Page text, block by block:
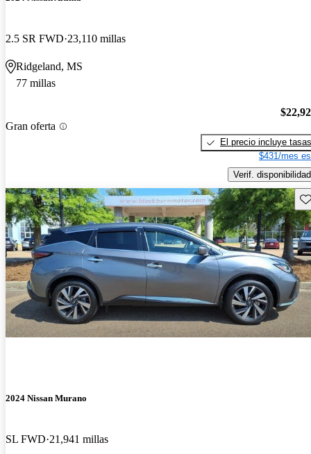
2.5 SR FWD 23,110 millas
Ridgeland, MS
77 millas
Gran oferta
El precio incluye tasas
$431/mes
Verif. disponibilidad
2024 Nissan Murano
SL FWD 21,941 millas